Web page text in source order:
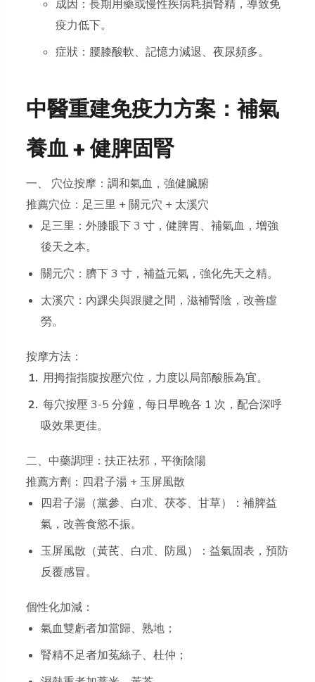
成因：長期用藥或慢性疾病耗損腎精，導致免
疫力低下。
症狀：腰膝酸軟、記憶力減退、夜尿頻多。
中醫重建免疫力方案：補氣
養血 + 健脾固腎
一、 穴位按摩：調和氣血，強健臟腑
推薦穴位：足三里 + 關元穴 + 太溪穴
足三里：外膝眼下 3 寸，健脾胃、補氣血，增強
後天之本。
關元穴：臍下 3 寸，補益元氣，強化先天之精。
太溪穴：內踝尖與跟腱之間，滋補腎陰，改善虛
勞。
按摩方法：
用拇指指腹按壓穴位，力度以局部酸脹為宜。
每穴按壓 3-5 分鐘，每日早晚各 1 次，配合深呼
吸效果更佳。
二、中藥調理：扶正祛邪，平衡陰陽
推薦方劑：四君子湯 + 玉屏風散
四君子湯（黨參、白朮、茯苓、甘草）：補脾益
氣，改善食慾不振。
玉屏風散（黃芪、白朮、防風）：益氣固表，預防
反覆感冒。
個性化加減：
氣血雙虧者加當歸、熟地；
腎精不足者加菟絲子、杜仲；